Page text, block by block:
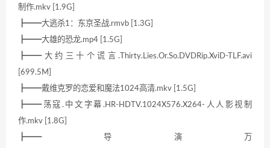
制作.mkv [1.9G]
┣━━大逃杀1：东京圣战.rmvb [1.3G]
┣━━大雄的恐龙.mp4 [1.5G]
┣━━大约三十个谎言.Thirty.Lies.Or.So.DVDRip.XviD-TLF.avi
[699.5M]
┣━━戴维克罗的恋爱和魔法1024高清.mkv [1.5G]
┣━━荡寇.中文字幕.HR-HDTV.1024X576.X264-人人影视制
作.mkv [1.8G]
┣━━导演万